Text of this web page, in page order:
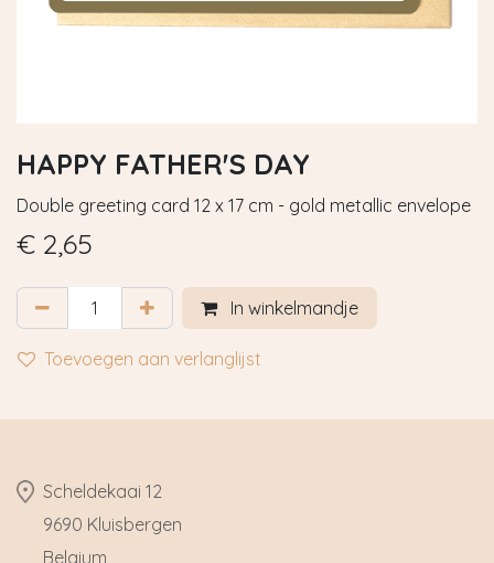
HAPPY FATHER'S DAY
Double greeting card 12 x 17 cm - gold metallic envelope
€ 2,65
In winkelmandje
Toevoegen aan verlanglijst
​Scheldekaai 12
9690 Kluisbergen
​Belgium